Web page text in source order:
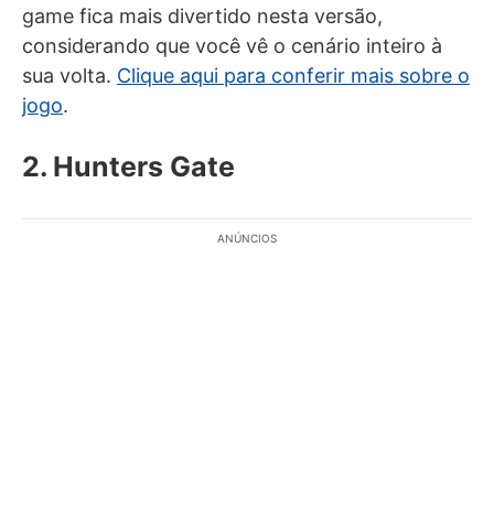
game fica mais divertido nesta versão,
considerando que você vê o cenário inteiro à
sua volta. Clique aqui para conferir mais sobre o
jogo.
2. Hunters Gate
ANÚNCIOS